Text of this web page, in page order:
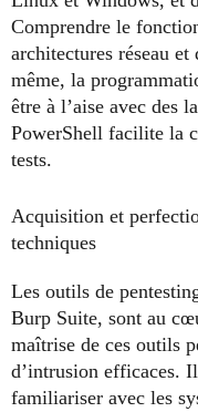
Comprendre le
architectures réseau et
même, la
être à l’aise avec des
PowerShell facilite la
tests.
Acquisition et
techniques
Les outils de
Burp Suite, sont au
maîtrise de ces outils
d’intrusion efficaces. Il
familiariser avec les